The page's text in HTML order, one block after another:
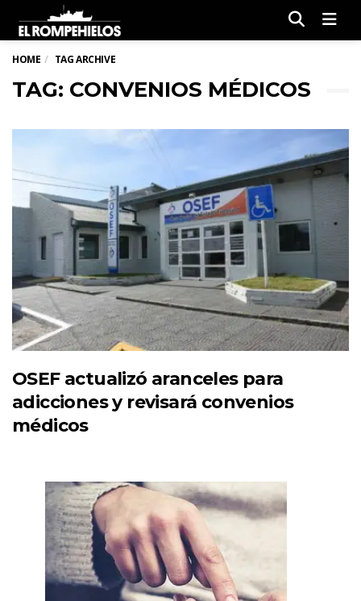
HOME TAG ARCHIVE
TAG: CONVENIOS MÉDICOS
OSEF actualizó aranceles para
adicciones y revisará convenios
médicos